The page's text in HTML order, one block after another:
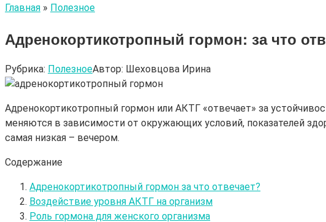
Главная » Полезное
Адренокортикотропный гормон: за что
Рубрика: ПолезноеАвтор: Шеховцова Ирина
Адренокортикотропный гормон или АКТГ «отвечает» за
меняются в зависимости от окружающих условий, показателей
самая низкая – вечером.
Содержание
Адренокортикотропный гормон за что отвечает?
Воздействие уровня АКТГ на организм
Роль гормона для женского организма